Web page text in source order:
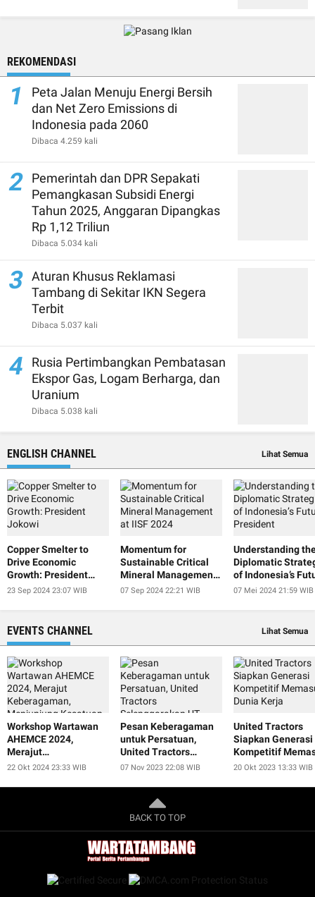
REKOMENDASI
1
Peta Jalan Menuju Energi Bersih
dan Net Zero Emissions di
Indonesia pada 2060
Dibaca 4.259 kali
2
Pemerintah dan DPR Sepakati
Pemangkasan Subsidi Energi
Tahun 2025, Anggaran Dipangkas
Rp 1,12 Triliun
Dibaca 5.034 kali
3 Aturan Khusus Reklamasi
Tambang di Sekitar IKN Segera
Terbit
Dibaca 5.037 kali
4
Rusia Pertimbangkan Pembatasan
Ekspor Gas, Logam Berharga, dan
Uranium
Dibaca 5.038 kali
ENGLISH CHANNEL Lihat Semua
Copper Smelter to
Drive Economic
Growth: President
Jokowi
23 Sep 2024 23:07 WIB
Momentum for
Sustainable Critical
Mineral Management
at IISF 2024
07 Sep 2024 22:21 WIB
Understanding
Diplomatic
of Indonesia’s
President
07 Mei 2024 21:59 WIB
EVENTS CHANNEL Lihat Semua
Workshop Wartawan
AHEMCE 2024,
Merajut
Keberagaman,
dan Menjaga
22 Okt 2024 23:33 WIB
Pesan Keberagaman
untuk Persatuan,
United Tractors
Selenggarakan UT
2023
07 Nov 2023 22:08 WIB
United Tractors
Siapkan Generasi
Kompetitif
Dunia Kerja
20 Okt 2023 13:33 WIB
BACK TO TOP